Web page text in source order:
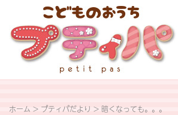
ホーム > プティパだより > 暗くなっても。。。